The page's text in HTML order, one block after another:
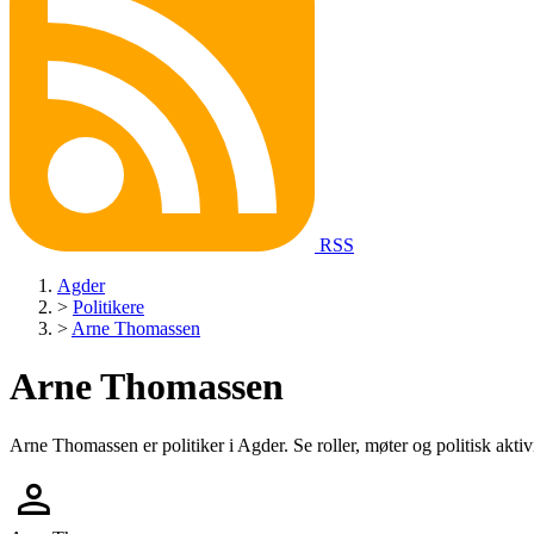
RSS
Agder
> Politikere
> Arne Thomassen
Arne Thomassen
Arne Thomassen er politiker i Agder. Se roller, møter og politisk
person